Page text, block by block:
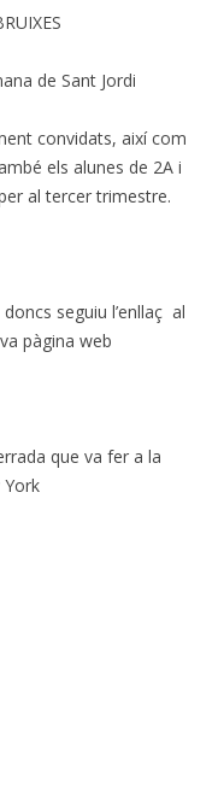
de Sant Jordi
convidats, així com
els alunes de 2A i
al tercer trimestre.
doncs seguiu l’enllaç al
pàgina web
que va fer a la